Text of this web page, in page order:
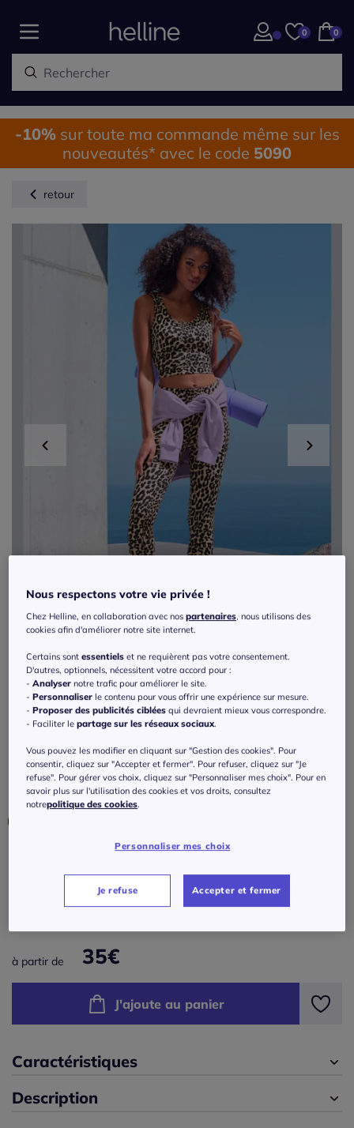
0 0
-10%sur toute ma commande même sur les
nouveautés* avec le code 5090
retour
Haut court avec motifs léopard et ourlet
élastique
Couleur :beige
Veuillez sélectionner une taille
M (40/42) -
L (44/46) -En stock
XS (32/34) -En stock
à partir de 35€
J'ajoute au panier
Caractéristiques
Description
Nous respectons votre vie privée !
Chez Helline, en collaboration avec nospartenaires, nous utilisons des
cookies afin d'améliorer notre site internet.
Certains sontessentiels et ne requièrent pas votre consentement.
D'autres, optionnels, nécessitent votre accord pour :
-Analyser notre trafic pour améliorer le site.
-Personnaliser le contenu pour vous offrir une expérience sur mesure.
-Proposer des publicités ciblées qui devraient mieux vous correspondre.
- Faciliter lepartage sur les réseaux sociaux.
Vous pouvez les modifier en cliquant sur "Gestion des cookies". Pour
consentir, cliquez sur "Accepter et fermer". Pour refuser, cliquez sur "Je
refuse". Pour gérer vos choix, cliquez sur "Personnaliser mes choix". Pour en
savoir plus sur l'utilisation des cookies et vos droits, consultez
notrepolitique des cookies.
Personnaliser mes choix
Je refuse Accepter et fermer